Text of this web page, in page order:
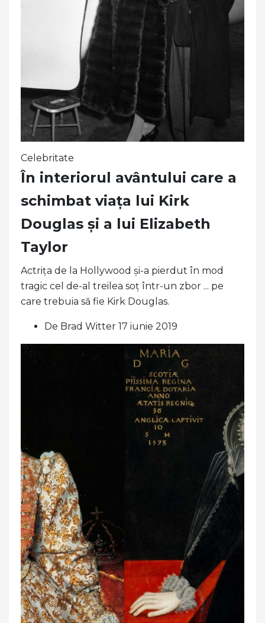
Celebritate
În interiorul avântului care a
schimbat viața lui Kirk
Douglas și a lui Elizabeth
Taylor
Actrița de la Hollywood și-a pierdut în mod
tragic cel de-al treilea soț într-un zbor ... pe
care trebuia să fie Kirk Douglas.
De Brad Witter 17 iunie 2019